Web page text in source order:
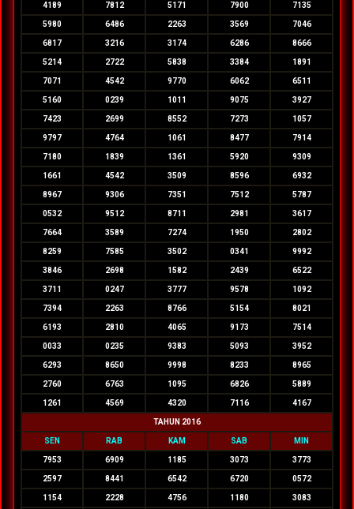
4189 7812 5171 7900 7135
5980 6486 2263 3569 7046
6817 3216 3174 6286 8666
5214 2722 5838 3384 1891
7071 4542 9770 6062 6511
5160 0239 1011 9075 3927
7423 2699 8552 7273 1057
9797 4764 1061 8477 7914
7180 1839 1361 5920 9309
1661 4542 3509 8596 6932
8967 9306 7351 7512 5787
0532 9512 8711 2981 3617
7664 3589 7274 1950 2802
8259 7585 3502 0341 9992
3846 2698 1582 2439 6522
3711 0247 3777 9578 1092
7394 2263 8766 5154 8021
6193 2810 4065 9173 7514
0033 0235 9383 5093 3952
6293 8650 9998 8233 8965
2760 6763 1095 6826 5889
1261 4569 4320 7116 4167
TAHUN 2016
SEN RAB KAM SAB MIN
7953 6909 1185 3073 3773
2597 8441 6542 6720 0572
1154 2228 4756 1180 3083